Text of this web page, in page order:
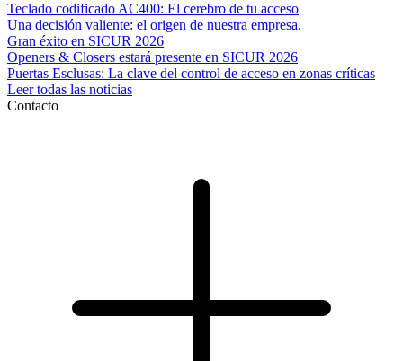
Teclado codificado AC400: El cerebro de tu acceso
Una decisión valiente: el origen de nuestra empresa.
Gran éxito en SICUR 2026
Openers & Closers estará presente en SICUR 2026
Puertas Esclusas: La clave del control de acceso en zonas críticas
Leer todas las noticias
Contacto